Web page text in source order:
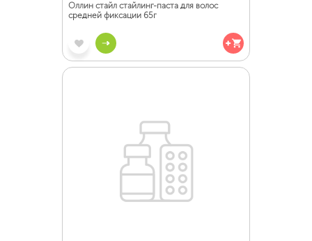
Оллин стайл стайлинг-паста для волос
средней фиксации 65г